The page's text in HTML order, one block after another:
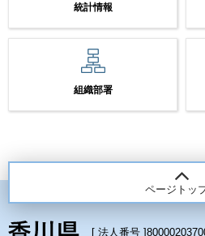
統計情報
組織部署
ページトッ
[ 法人番号 ]